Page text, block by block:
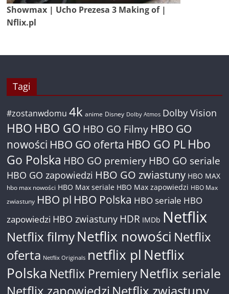
Showmax | Ucho Prezesa 3 Making of |
Nflix.pl
Tagi
#zostanwdomu 4k anime Disney Dolby Atmos Dolby Vision
HBO HBO GO HBO GO Filmy HBO GO
nowości HBO GO oferta HBO GO PL Hbo
Go Polska HBO GO premiery HBO GO seriale
HBO GO zapowiedzi HBO GO zwiastuny HBO MAX
hbo max nowości HBO Max seriale HBO Max zapowiedzi HBO Max
zwiastuny HBO pl HBO Polska HBO seriale HBO
zapowiedzi HBO zwiastuny HDR IMDb Netflix
Netflix filmyNetflix nowości Netflix
oferta Netflix Originals netflix pl Netflix
Polska Netflix PremieryNetflix seriale